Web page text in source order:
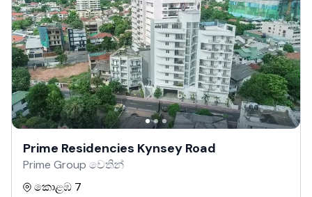
Prime Residencies Kynsey Road
Prime Group වෙතින්
කොළඹ 7